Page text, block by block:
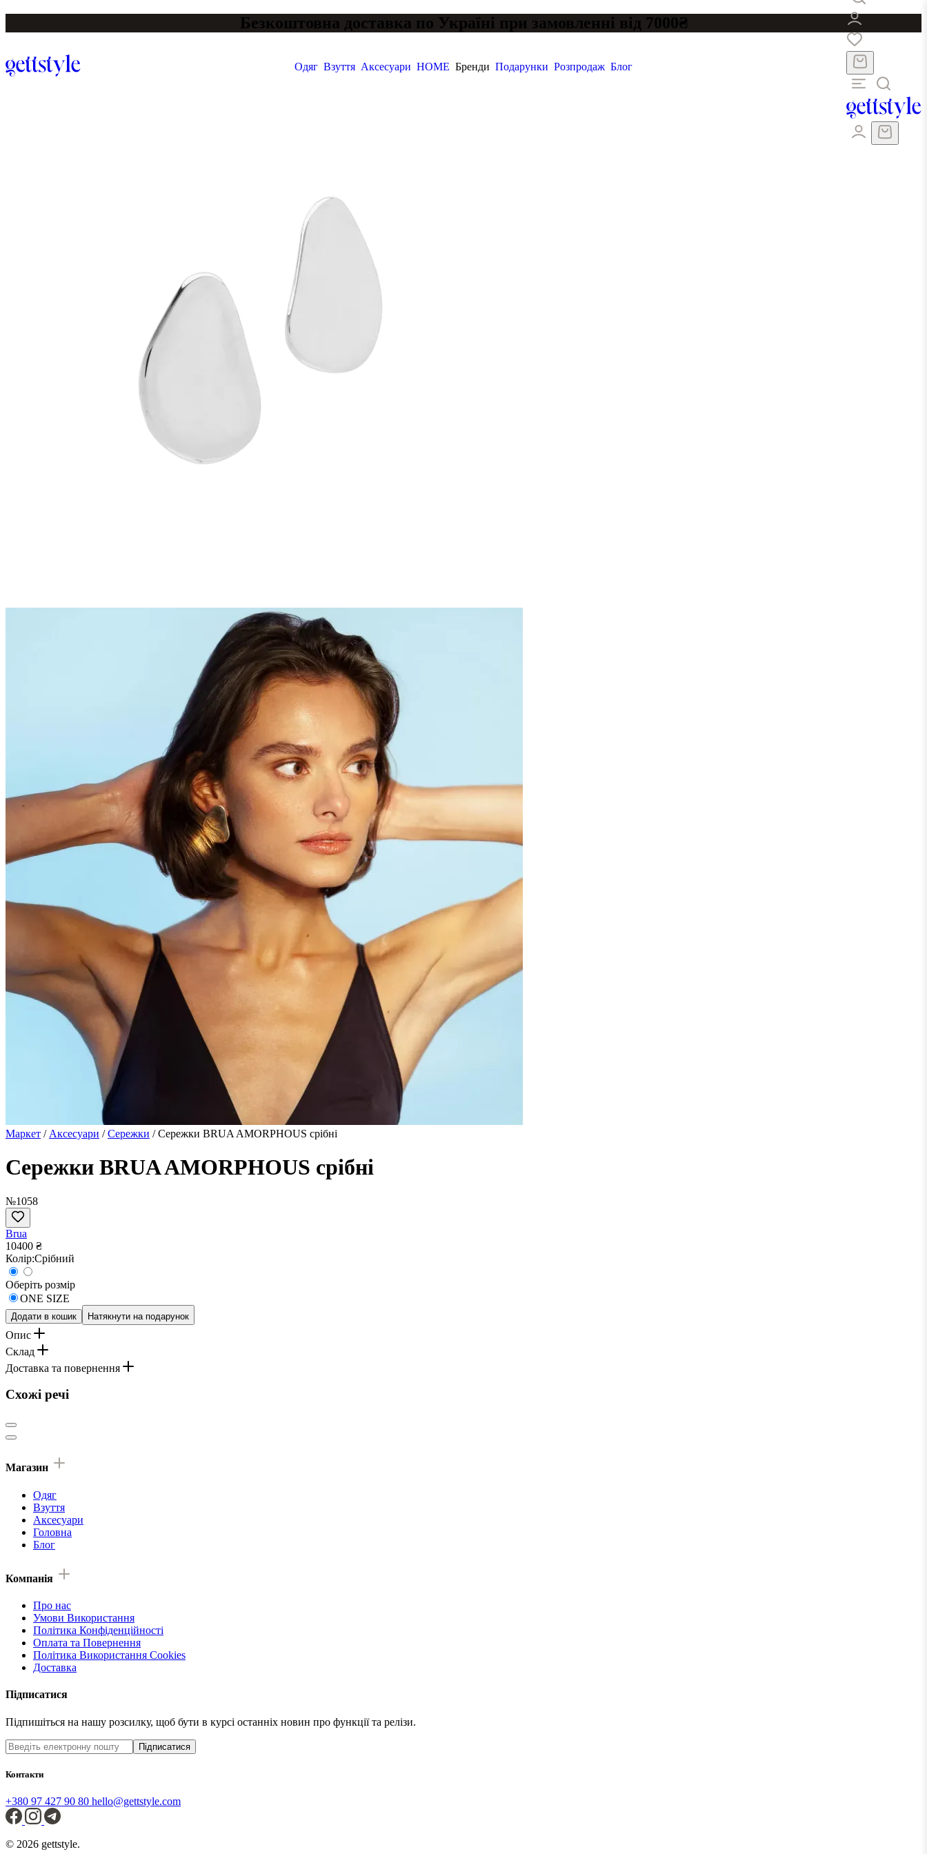
Безкоштовна доставка по Україні при замовленні від 7000₴
Одяг Взуття Аксесуари HOME Бренди Подарунки Розпродаж Блог
Маркет / Аксесуари /Сережки /Сережки BRUA AMORPHOUS срібні
Сережки BRUA AMORPHOUS срібні
№1058
Brua
10400 ₴
Колір:Срібний
Оберіть розмір
ONE SIZE
Додати в кошик Натякнути на подарунок
Опис
Склад
Доставка та повернення
Схожі речі
Магазин
Одяг
Взуття
Аксесуари
Головна
Блог
Компанія
Про нас
Умови Використання
Політика Конфіденційності
Оплата та Повернення
Політика Використання Cookies
Доставка
Підписатися
Підпишіться на нашу розсилку, щоб бути в курсі останніх новин про функції та релізи.
Підписатися
Контакти
+380 97 427 90 80 hello@gettstyle.com
© 2026 gettstyle.